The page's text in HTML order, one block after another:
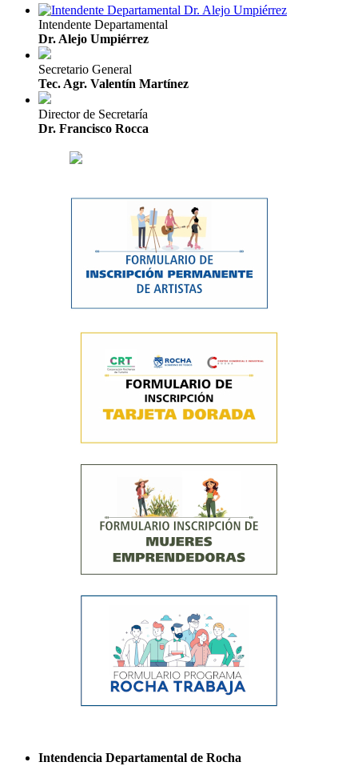
Intendente Departamental
Dr. Alejo Umpiérrez
Secretario General
Tec. Agr. Valentín Martínez
Director de Secretaría
Dr. Francisco Rocca
Intendencia Departamental de Rocha